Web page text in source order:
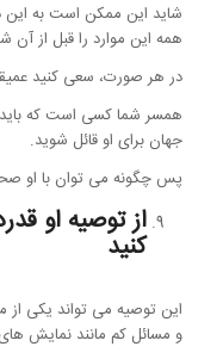
شاید این ممکن است به این
همه این موارد را قبل از
در هر صورت، سعی کنید
همسر شما کسی است که
جهان برای او قائل شوید.
پس چگونه می توان با او
از توصیه او
کنید
این توصیه می تواند یکی از
و مسائل کم مانند نمایش